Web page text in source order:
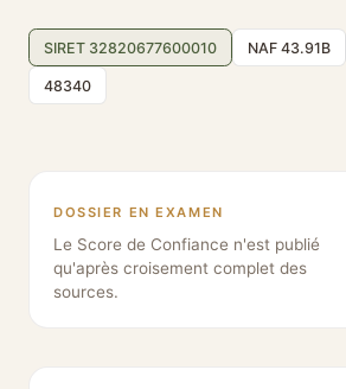
SIRET 32820677600010 NAF 43.91B
48340
DOSSIER EN EXAMEN
Le Score de Confiance n'est publié
qu'après croisement complet des
sources.